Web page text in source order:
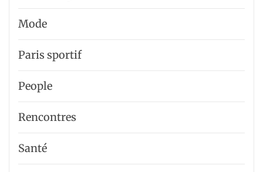
Mode
Paris sportif
People
Rencontres
Santé